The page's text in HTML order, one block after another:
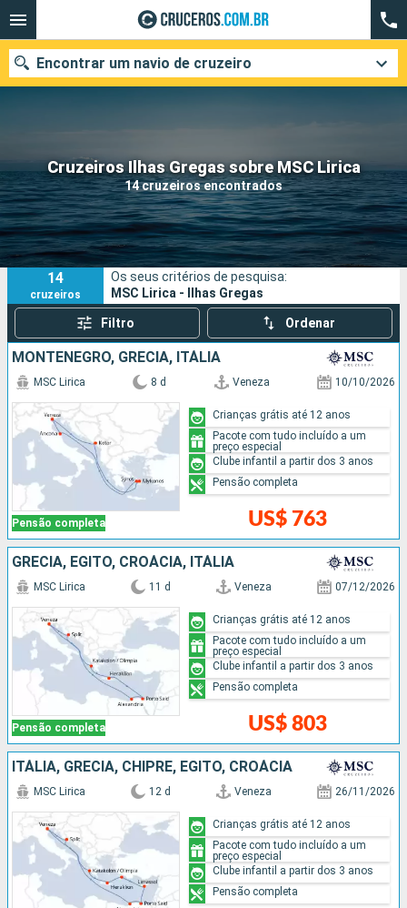
Cruzeiros Ilhas Gregas sobre MSC Lirica
14 cruzeiros encontrados
Encontrar um navio de cruzeiro
Quando ir?
Data de partida
Cidades Companhias
Pesquisar
14
cruzeiros
Os seus critérios de pesquisa:
MSC Lirica - Ilhas Gregas
Filtro Ordenar
MONTENEGRO, GRÉCIA, ITÁLIA
Pensão completa
MSC Lirica 8 d Veneza 10/10/2026
US$ 763
Crianças grátis até 12 anos
Pacote com tudo incluído a um
preço especial
Clube infantil a partir dos 3 anos
Pensão completa
GRÉCIA, EGITO, CROÁCIA, ITÁLIA
Pensão completa
MSC Lirica 11 d Veneza 07/12/2026
US$ 803
Crianças grátis até 12 anos
Pacote com tudo incluído a um
preço especial
Clube infantil a partir dos 3 anos
Pensão completa
ITÁLIA, GRÉCIA, CHIPRE, EGITO, CROÁCIA
MSC Lirica 12 d Veneza 26/11/2026
Crianças grátis até 12 anos
Pacote com tudo incluído a um
preço especial
Clube infantil a partir dos 3 anos
Pensão completa